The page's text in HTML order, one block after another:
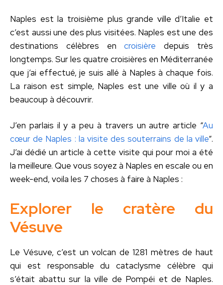
Naples est la troisième plus grande ville d’Italie et
c’est aussi une des plus visitées. Naples est une des
destinations célèbres encroisière depuis très
longtemps. Sur les quatre croisières en Méditerranée
que j’ai effectué, je suis allé à Naples à chaque fois.
La raison est simple, Naples est une ville où il y a
beaucoup à découvrir.
J’en parlais il y a peu à travers un autre article “Au
cœur de Naples : la visite des souterrains de la ville“.
J’ai dédié un article à cette visite qui pour moi a été
la meilleure. Que vous soyez à Naples en escale ou en
week-end, voila les 7 choses à faire à Naples :
Explorer le cratère du
Vésuve
Le Vésuve, c’est un volcan de 1281 mètres de haut
qui est responsable du cataclysme célèbre qui
s’était abattu sur la ville de Pompéi et de Naples.